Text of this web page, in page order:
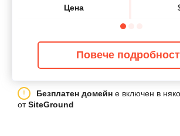
Цена
Повече
Безплатен домейн е включен в
отSiteGround